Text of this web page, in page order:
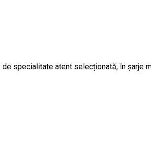
specialitate atent selecționată, în șarje